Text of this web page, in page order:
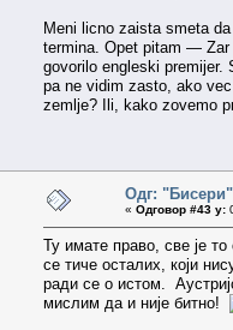
Meni licno zaista smeta
termina. Opet pitam — Zar
govorilo engleski premijer.
pa ne vidim zasto, ako
zemlje? Ili, kako zovemo
Одг: "Бисери"
« Одговор #43 у:
Ту имате право, све је
се тиче осталих, који
ради се о истом.
мислим да и није битно!